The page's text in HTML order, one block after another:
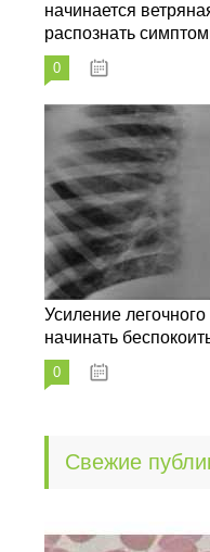
начинается
распознать
0
Усиление легочного
начинать
0
Свежие